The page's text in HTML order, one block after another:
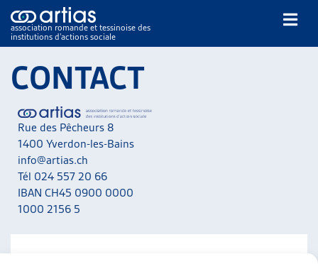
association romande et tessinoise des
institutions d’actions sociale
NOS PUBLICATIONS
ARTICLES
DOSSIERS DU MOIS
CONTACT
Rue des Pêcheurs 8
1400 Yverdon-les-Bains
info@artias.ch
Tél 024 557 20 66
IBAN CH45 0900 0000
1000 2156 5